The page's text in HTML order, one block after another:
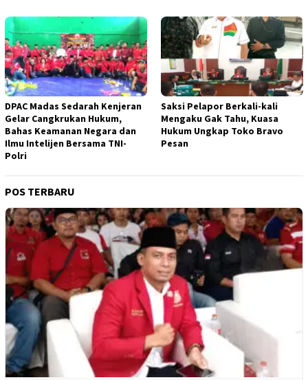
DPAC Madas Sedarah Kenjeran
Gelar Cangkrukan Hukum,
Bahas Keamanan Negara dan
Ilmu Intelijen Bersama TNI-
Polri
Saksi Pelapor Berkali-kali
Mengaku Gak Tahu, Kuasa
Hukum Ungkap Toko Bravo
Pesan
POS TERBARU